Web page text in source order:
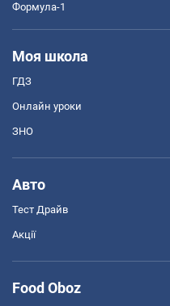
Формула-1
Моя школа
ГДЗ
Онлайн уроки
ЗНО
Авто
Тест Драйв
Акції
Food Oboz